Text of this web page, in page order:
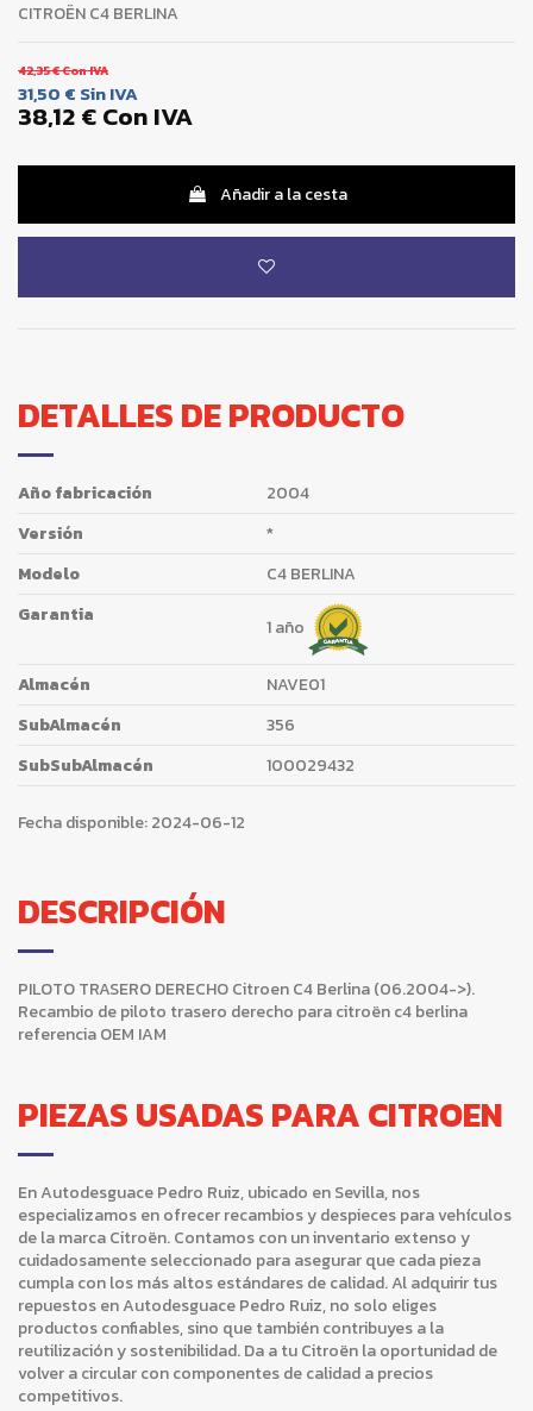
CITROËN C4 BERLINA
42,35 €Con IVA
31,50 € Sin IVA
38,12 €Con IVA
Añadir a la cesta
DETALLES DE PRODUCTO
Año fabricación
2004
Versión
*
Modelo
C4 BERLINA
Garantia
1 año
Almacén
NAVE01
SubAlmacén
356
SubSubAlmacén
100029432
Fecha disponible:2024-06-12
DESCRIPCIÓN
PILOTO TRASERO DERECHO Citroen C4 Berlina (06.2004->).
Recambio de piloto trasero derecho para citroën c4 berlina
referencia OEM IAM
PIEZAS USADAS PARA CITROEN
En Autodesguace Pedro Ruiz, ubicado en Sevilla, nos
especializamos en ofrecer recambios y despieces para vehículos
de la marca Citroën. Contamos con un inventario extenso y
cuidadosamente seleccionado para asegurar que cada pieza
cumpla con los más altos estándares de calidad. Al adquirir tus
repuestos en Autodesguace Pedro Ruiz, no solo eliges
productos confiables, sino que también contribuyes a la
reutilización y sostenibilidad. Da a tu Citroën la oportunidad de
volver a circular con componentes de calidad a precios
competitivos.